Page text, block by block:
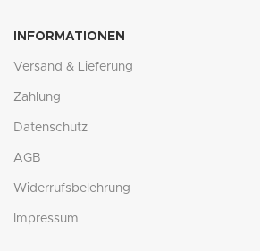
INFORMATIONEN
Versand & Lieferung
Zahlung
Datenschutz
AGB
Widerrufsbelehrung
Impressum